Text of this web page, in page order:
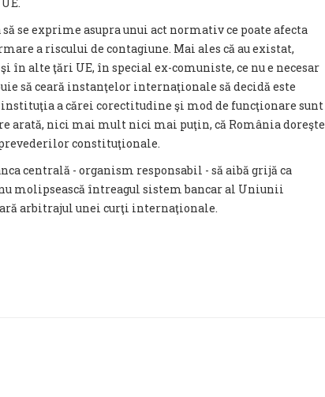
se exprime asupra unui act normativ ce poate afecta
a riscului de contagiune. Mai ales că au existat,
în alte ţări UE, în special ex-comuniste, ce nu e necesar
să ceară instanţelor internaţionale să decidă este
instituţia a cărei corectitudine şi mod de funcţionare sunt
arată, nici mai mult nici mai puţin, că România doreşte
constituţionale.
centrală - organism responsabil - să aibă grijă ca
molipsească întreagul sistem bancar al Uniunii
arbitrajul unei curţi internaţionale.